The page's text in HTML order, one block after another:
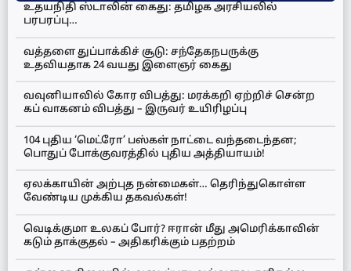
உதயநிதி ஸ்டாலின் கைது: தமிழக அரசியலில்
பரபரப்பு…
வத்தளை துப்பாக்கிச் சூடு: சந்தேகநபருக்கு
உதவியதாக 24 வயது இளைஞர் கைது
வவுனியாவில் கோர விபத்து: மரக்கறி ஏற்றிச் சென்ற
கப் வாகனம் விபத்து – இருவர் உயிரிழப்பு
104 புதிய ‘மெட்ரோ’ பஸ்கள் நாட்டை வந்தடைந்தன;
பொதுப் போக்குவரத்தில் புதிய அத்தியாயம்!
ஏலக்காயின் அற்புத நன்மைகள்… தெரிந்துகொள்ள
வேண்டிய முக்கிய தகவல்கள்!
வெடிக்குமா உலகப் போர்? ஈரான் மீது அமெரிக்காவின்
கடும் தாக்குதல் – அதிகரிக்கும் பதற்றம்